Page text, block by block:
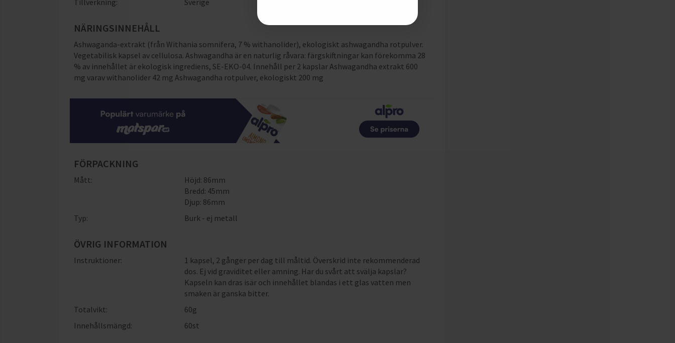
Tillverkning:
Sverige
NÄRINGSINNEHÅLL
Ashwaganda-extrakt (från Withania somnifera, 7 % withanolider), ekologiskt ashwagandha rotpulver.
Vegetabilisk kapsel av cellulosa. Ashwagandha är en naturlig råvara: färgskiftningar kan förekomma 28
% av innehållet är ekologisk ingrediens, SE-EKO-04. Innehåll per 2 kapslar Ashwagandha extrakt 600
mg varav withanolider 42 mg Ashwagandha rotpulver, ekologiskt 200 mg
FÖRPACKNING
Mått:
Höjd: 86mm
Bredd: 45mm
Djup: 86mm
Typ:
Burk - ej metall
ÖVRIG INFORMATION
Instruktioner:
1 kapsel, 2 gånger per dag till måltid. Överskrid inte rekommenderad
dos. Ej vid graviditet eller amning. Har du svårt att svälja kapslar?
Kapseln kan dras isär och innehållet blandas i ett glas vatten men
smaken är ganska bitter.
Totalvikt:
60g
Innehållsmängd:
60st